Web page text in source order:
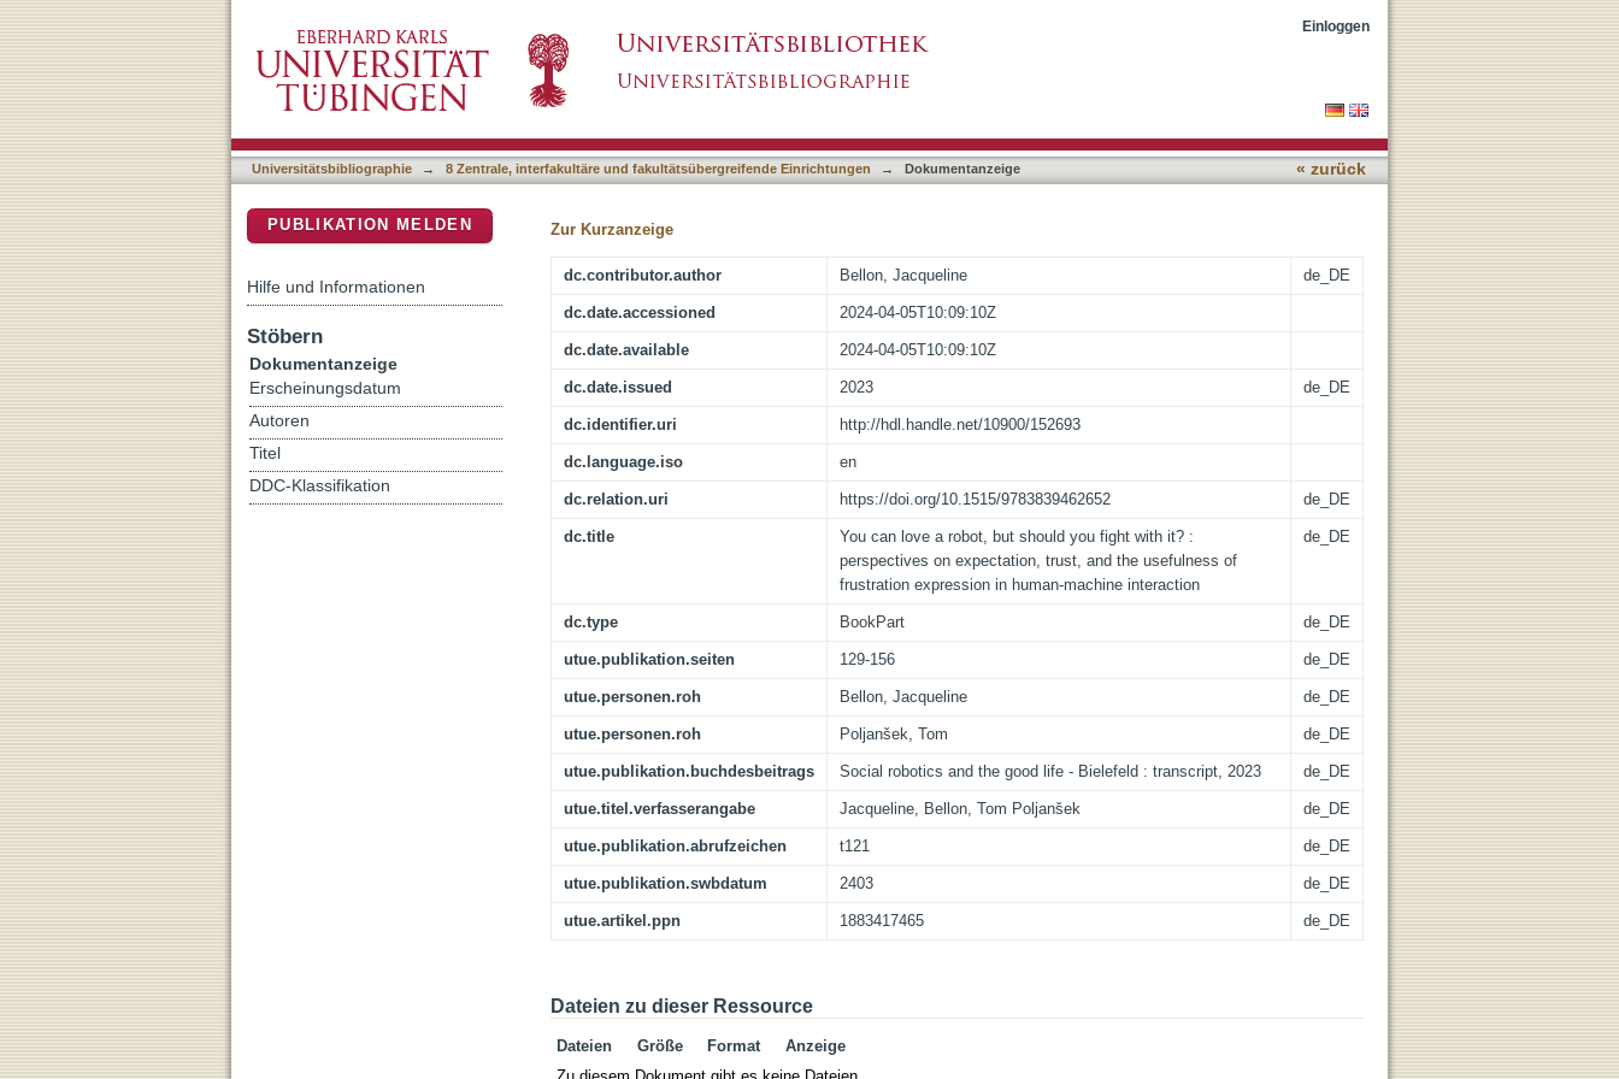
You can love a robot, but should you fight with it? : perspectives on expectation, trust, and the
usefulness of frustration expression in human-machine interaction
Einloggen
Universitätsbibliographie → 8 Zentrale, interfakultäre und fakultätsübergreifende Einrichtungen → Dokumentanzeige « zurück
Zur Kurzanzeige
dc.contributor.author Bellon, Jacqueline de_DE
dc.date.accessioned 2024-04-05T10:09:10Z
dc.date.available 2024-04-05T10:09:10Z
dc.date.issued 2023 de_DE
dc.identifier.uri http://hdl.handle.net/10900/152693
dc.language.iso en
dc.relation.uri https://doi.org/10.1515/9783839462652 de_DE
dc.title
You can love a robot, but should you fight with it? :
perspectives on expectation, trust, and the usefulness of
frustration expression in human-machine interaction
de_DE
dc.type BookPart de_DE
utue.publikation.seiten 129-156 de_DE
utue.personen.roh Bellon, Jacqueline de_DE
utue.personen.roh Poljanšek, Tom de_DE
utue.publikation.buchdesbeitrags Social robotics and the good life - Bielefeld : transcript, 2023 de_DE
utue.titel.verfasserangabe Jacqueline, Bellon, Tom Poljanšek de_DE
utue.publikation.abrufzeichen t121 de_DE
utue.publikation.swbdatum 2403 de_DE
utue.artikel.ppn 1883417465 de_DE
Dateien zu dieser Ressource
Dateien Größe Format
Anzeige
PUBLIKATION MELDEN
Hilfe und Informationen
Stöbern
Dokumentanzeige
Erscheinungsdatum
Autoren
Titel
DDC-Klassifikation